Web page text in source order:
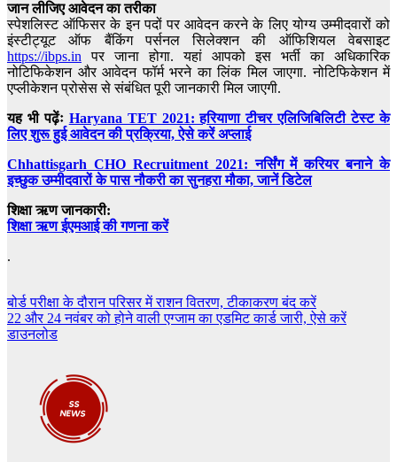
जान लीजिए आवेदन का तरीका
स्पेशलिस्ट ऑफिसर के इन पदों पर आवेदन करने के लिए योग्य उम्मीदवारों को
इंस्टीट्यूट ऑफ बैंकिंग पर्सनल सिलेक्शन की ऑफिशियल वेबसाइट
https://ibps.in पर जाना होगा. यहां आपको इस भर्ती का अधिकारिक
नोटिफिकेशन और आवेदन फॉर्म भरने का लिंक मिल जाएगा. नोटिफिकेशन में
एप्लीकेशन प्रोसेस से संबंधित पूरी जानकारी मिल जाएगी.
यह भी पढ़ेंः Haryana TET 2021: हरियाणा टीचर एलिजिबिलिटी टेस्ट के
लिए शुरू हुई आवेदन की प्रक्रिया, ऐसे करें अप्लाई
Chhattisgarh CHO Recruitment 2021: नर्सिंग में करियर बनाने के
इच्छुक उम्मीदवारों के पास नौकरी का सुनहरा मौका, जानें डिटेल
शिक्षा ऋण जानकारी:
शिक्षा ऋण ईएमआई की गणना करें
.
Post
navigation
बोर्ड परीक्षा के दौरान परिसर में राशन वितरण, टीकाकरण बंद करें
22 और 24 नवंबर को होने वाली एग्जाम का एडमिट कार्ड जारी, ऐसे करें
डाउनलोड